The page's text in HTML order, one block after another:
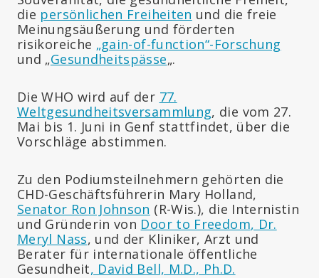
die persönlichen Freiheiten und die freie
Meinungsäußerung und förderten
risikoreiche „gain-of-function“-Forschung
und „Gesundheitspässe„.
Die WHO wird auf der 77.
Weltgesundheitsversammlung, die vom 27.
Mai bis 1. Juni in Genf stattfindet, über die
Vorschläge abstimmen.
Zu den Podiumsteilnehmern gehörten die
CHD-Geschäftsführerin Mary Holland,
Senator Ron Johnson (R-Wis.), die Internistin
und Gründerin von Door to Freedom, Dr.
Meryl Nass, und der Kliniker, Arzt und
Berater für internationale öffentliche
Gesundheit, David Bell, M.D., Ph.D.